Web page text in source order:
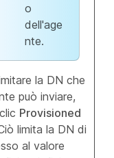
o
dell'age
nte.
la DN che
può inviare,
Provisioned
limita la DN di
al valore